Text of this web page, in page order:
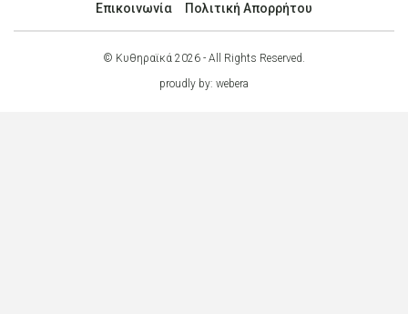
Επικοινωνία
Πολιτική Απορρήτου
© Κυθηραϊκά 2026 - All Rights Reserved.
proudly by: webera